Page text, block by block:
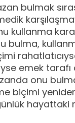
bulmak
kullanma
bulma,
emek
onu
biçimi
hayattaki